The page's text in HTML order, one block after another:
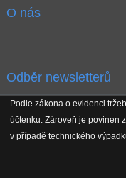
Obchodní podmínky
Reklamační řád
O nás
Koho podporujeme
Odběr newsletterů
Získejte přehled o
na nové články v
Podle zákona o evidenci
účtenku. Zároveň je povinen
v případě technického